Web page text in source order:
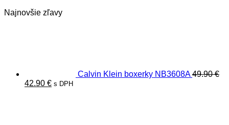
Najnovšie zľavy
Calvin Klein boxerky NB3608A 49.90€
Pôvodná
42.90 €Aktuálna
s DPH